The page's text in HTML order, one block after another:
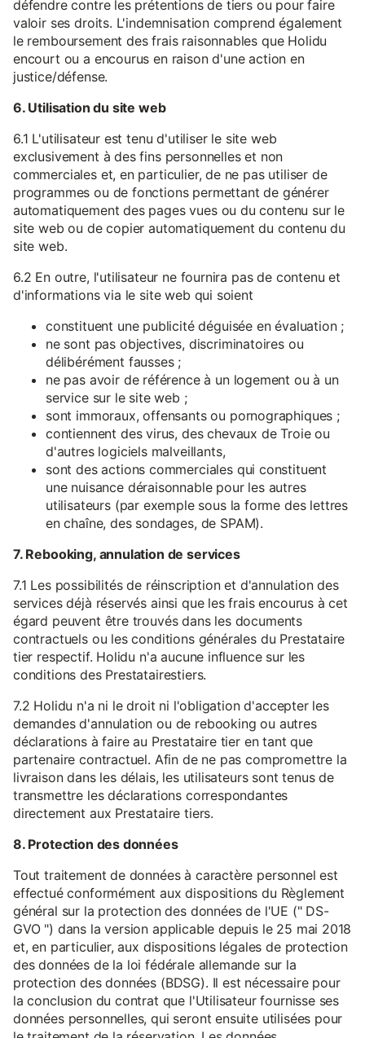
défendre contre les prétentions de tiers ou pour faire
valoir ses droits. L'indemnisation comprend également
le remboursement des frais raisonnables que Holidu
encourt ou a encourus en raison d'une action en
justice/défense.
6. Utilisation du site web
6.1 L'utilisateur est tenu d'utiliser le site web
exclusivement à des fins personnelles et non
commerciales et, en particulier, de ne pas utiliser de
programmes ou de fonctions permettant de générer
automatiquement des pages vues ou du contenu sur le
site web ou de copier automatiquement du contenu du
site web.
6.2 En outre, l'utilisateur ne fournira pas de contenu et
d'informations via le site web qui soient
constituent une publicité déguisée en évaluation ;
ne sont pas objectives, discriminatoires ou
délibérément fausses ;
ne pas avoir de référence à un logement ou à un
service sur le site web ;
sont immoraux, offensants ou pornographiques ;
contiennent des virus, des chevaux de Troie ou
d'autres logiciels malveillants,
sont des actions commerciales qui constituent
une nuisance déraisonnable pour les autres
utilisateurs (par exemple sous la forme des lettres
en chaîne, des sondages, de SPAM).
7. Rebooking, annulation de services
7.1 Les possibilités de réinscription et d'annulation des
services déjà réservés ainsi que les frais encourus à cet
égard peuvent être trouvés dans les documents
contractuels ou les conditions générales du Prestataire
tier respectif. Holidu n'a aucune influence sur les
conditions des Prestatairestiers.
7.2 Holidu n'a ni le droit ni l'obligation d'accepter les
demandes d'annulation ou de rebooking ou autres
déclarations à faire au Prestataire tier en tant que
partenaire contractuel. Afin de ne pas compromettre la
livraison dans les délais, les utilisateurs sont tenus de
transmettre les déclarations correspondantes
directement aux Prestataire tiers.
8. Protection des données
Tout traitement de données à caractère personnel est
effectué conformément aux dispositions du Règlement
général sur la protection des données de l'UE (" DS-
GVO ") dans la version applicable depuis le 25 mai 2018
et, en particulier, aux dispositions légales de protection
des données de la loi fédérale allemande sur la
protection des données (BDSG). Il est nécessaire pour
la conclusion du contrat que l'Utilisateur fournisse ses
données personnelles, qui seront ensuite utilisées pour